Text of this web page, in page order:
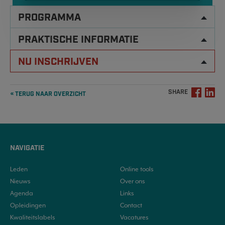
PROGRAMMA
PRAKTISCHE INFORMATIE
NU INSCHRIJVEN
« TERUG NAAR OVERZICHT SHARE
NAVIGATIE
Leden
Nieuws
Agenda
Opleidingen
Kwaliteitslabels
Online tools
Over ons
Links
Contact
Vacatures